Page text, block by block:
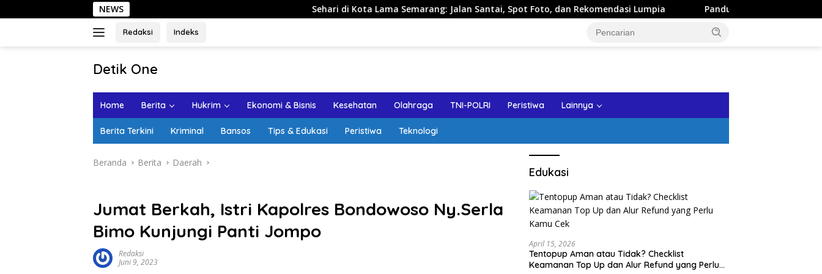
ke
NEWS Sehari di Kota Lama Semarang: Jalan Santai, Spot Foto, dan Rekomendasi Lumpia Panduan Wisata Keluarga ke Kota Batu:
Redaksi Indeks
Detik One
Ungkap
Home Berita Hukrim Ekonomi & Bisnis Kesehatan Olahraga TNI-POLRI Peristiwa Lainnya
Berita Terkini Kriminal Bansos Tips & Edukasi Peristiwa Teknologi
Beranda Berita Daerah
Jumat Berkah, Istri Kapolres Bondowoso Ny.Serla
Bimo Kunjungi Panti Jompo
Redaksi
Juni 9, 2023
Edukasi
April 15, 2026
Tentopup Aman atau Tidak? Checklist
Keamanan Top Up dan Alur Refund yang Perlu